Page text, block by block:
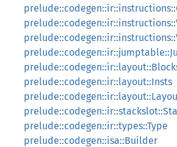
prelude::codegen::ir::layout::Insts
prelude::codegen::ir::types::Type
prelude::codegen::isa::Builder